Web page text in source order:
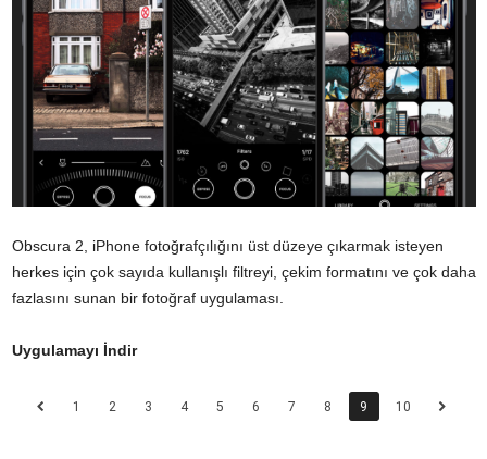
Obscura 2, iPhone fotoğrafçılığını üst düzeye çıkarmak isteyen
herkes için çok sayıda kullanışlı filtreyi, çekim formatını ve çok daha
fazlasını sunan bir fotoğraf uygulaması.
Uygulamayı İndir
1 2 3 4 5 6 7 8 9 10